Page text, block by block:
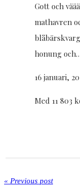
Gott och
mathavren
honung
16 januari,
Med 11 803
« Previous post